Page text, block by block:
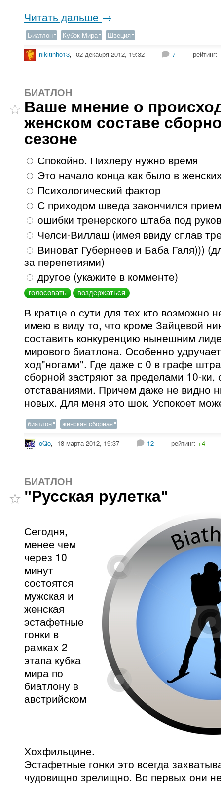
Читать дальше →
Биатлон Кубок Мира Швеция
nikitinho13, 02 декабря 2012, 19:32 7 рейтинг:
БИАТЛОН
Ваше мнение о
женском составе
сезоне
Спокойно. Пихлеру нужно время
Это начало конца как было в
Психологический фактор
С приходом шведа закончился
ошибки тренерского штаба под
Челси-Виллаш (имея ввиду сплав
Виноват Губернеев и Баба Галя)))
за перепетиями)
другое (укажите в комменте)
В кратце о сути для тех кто возможно
имею в виду то, что кроме Зайцевой
составить конкуренцию нынешним
мирового биатлона. Особенно
ход"ногами". Где даже с 0 в графе
сборной застряют за пределами 10-
отставаниями. Причем даже не видно
новых. Для меня это шок. Успокоет
биатлон женская сборная
oQo, 18 марта 2012, 19:37 12 рейтинг: +4
БИАТЛОН
"Русская рулетка"
Сегодня,
менее чем
через 10
минут
состоятся
мужская и
женская
эстафетные
гонки в
рамках 2
этапа кубка
мира по
биатлону в
австрийском
Хохфильцине.
Эстафетные гонки это всегда
чудовищно зрелищно. Во первых они